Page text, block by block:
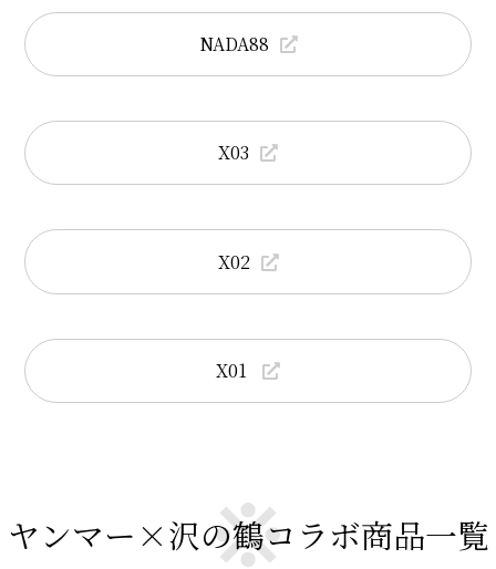
NADA88
X03
X02
X01
ヤンマー×沢の鶴コラボ商品一覧